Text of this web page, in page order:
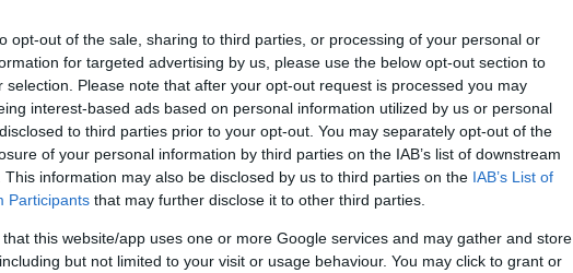
opt-out of the sale, sharing to third parties, or processing of your personal or
for targeted advertising by us, please use the below opt-out section to
selection. Please note that after your opt-out request is processed you may
interest-based ads based on personal information utilized by us or personal
to third parties prior to your opt-out. You may separately opt-out of the
of your personal information by third parties on the IAB’s list of downstream
This information may also be disclosed by us to third parties on the IAB’s List of
Participants that may further disclose it to other third parties.
that this website/app uses one or more Google services and may gather and store
but not limited to your visit or usage behaviour. You may click to grant or